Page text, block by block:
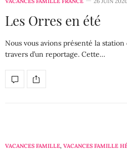
Les Orres en été
Nous vous avions présenté la
travers d’un reportage. Cette…
VACANCES FAMILLE, VACANCES FAMILLE